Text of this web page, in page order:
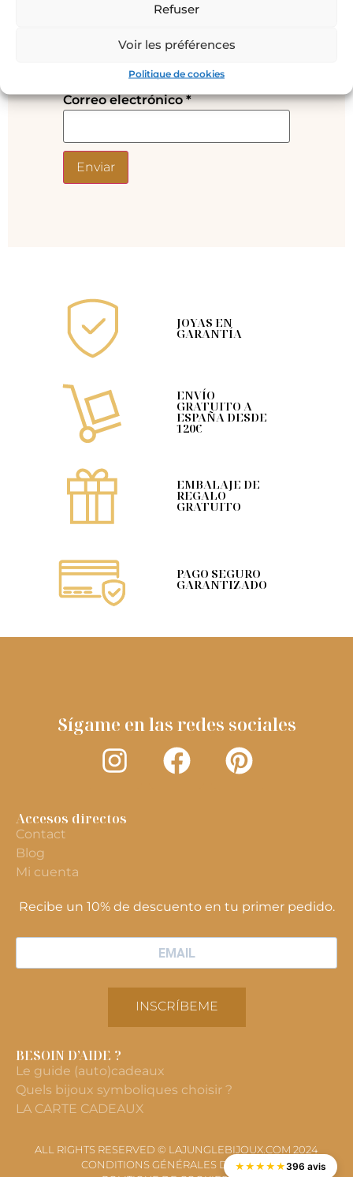
Refuser
Voir les préférences
Politique de cookies
Nombre*
Correo electrónico*
JOYAS EN
GARANTÍA
ENVÍO
GRATUITO A
ESPAÑA DESDE
120€
EMBALAJE DE
REGALO
GRATUITO
PAGO SEGURO
GARANTIZADO
Sígame en las redes sociales
Accesos directos
Contact
Blog
Mi cuenta
Recibe un 10% de descuento en tu primer pedido.
INSCRÍBEME
BESOIN D’AIDE ?
Le guide (auto)cadeaux
Quels bijoux symboliques choisir ?
LA CARTE CADEAUX
ALL RIGHTS RESERVED © LAJUNGLEBIJOUX.COM 2024
CONDITIONS GÉNÉRALES DE VENTE
★ ★ ★ ★ ★ 396 avis